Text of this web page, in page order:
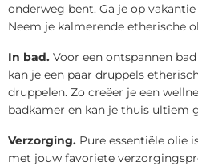
onderweg bent. Ga je op
Neem je kalmerende etherische
In bad. Voor een ontspannen
kan je een paar druppels
druppelen. Zo creëer je een
badkamer en kan je thuis ultiem
Verzorging. Pure essentiële olie
met jouw favoriete